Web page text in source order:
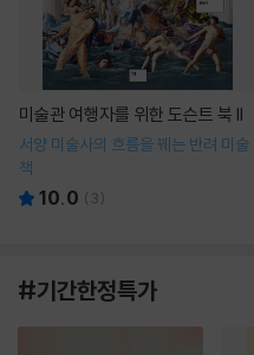
미술관 여행자를 위한 도슨트 북 II
서양 미술사의 흐름을 꿰는 반려 미술
책
10.0 ( 3)
#기간한정특가